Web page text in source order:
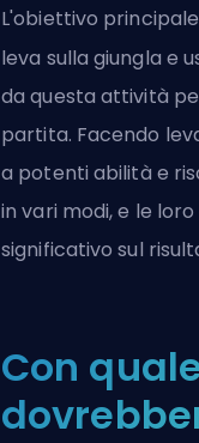
L'obiettivo
leva sulla giungla e
da questa attività
partita. Facendo
a potenti abilità e
in vari modi, e le
significativo sul
Con